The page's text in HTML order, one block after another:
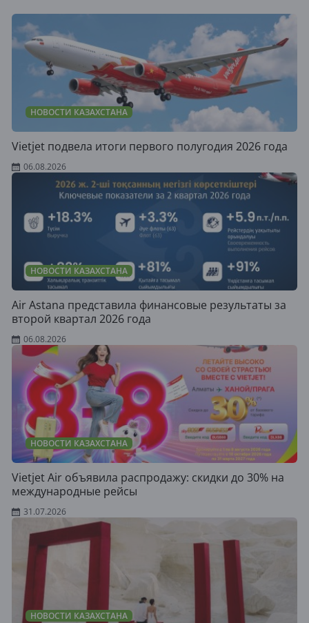
НОВОСТИ КАЗАХСТАНА
Vietjet подвела итоги первого полугодия 2026 года
06.08.2026
НОВОСТИ КАЗАХСТАНА
Air Astana представила финансовые результаты за
второй квартал 2026 года
06.08.2026
НОВОСТИ КАЗАХСТАНА
Vietjet Air объявила распродажу: скидки до 30% на
международные рейсы
31.07.2026
НОВОСТИ КАЗАХСТАНА